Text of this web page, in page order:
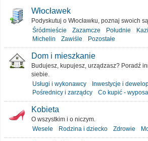
Włocławek
Podyskutuj o Włocławku, poznaj swoich
Śródmieście
Zazamcze Południe
Michelin
Zawiśle Pozostałe
Dom i mieszkanie
Budujesz, kupujesz, urządzasz? Poradź
siebie.
Usługi i wykonawcy
Inwestycje i
Pośrednicy i zarządcy
Co kupić -
Kobieta
O wszystkim i o niczym.
Wesele
Rodzina i dziecko Zdrowie